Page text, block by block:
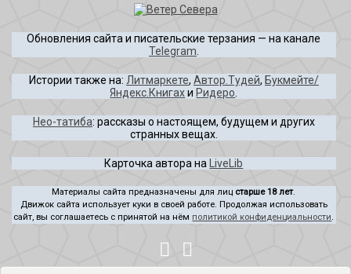
содержимому
Обновления сайта и писательские терзания — на канале
Telegram
Истории также на: Литмаркете, Автор.Тудей, Букмейте/
Яндекс.Книгахи Ридеро
Нео-татиба: рассказы о настоящем, будущем и других
странных вещах.
Карточка автора на LiveLib
Материалы сайта предназначены для лиц старше 18 лет.
Движок сайта использует куки в своей работе. Продолжая использовать
сайт, вы соглашаетесь с принятой на нём политикой конфиденциальности.